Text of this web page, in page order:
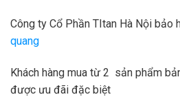
Công ty Cổ Phần TItan Hà Nội bảo
quang
Khách hàng mua từ 2 sản phẩm
được ưu đãi đặc biệt